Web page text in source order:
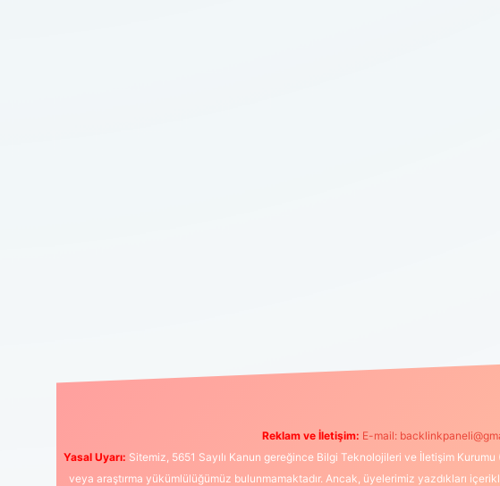
Reklam ve İletişim: E-mail:
Yasal Uyarı: Sitemiz, 5651 Sayılı Kanun gereğince Bilgi Teknolojileri ve İletişim
veya araştırma yükümlülüğümüz bulunmamaktadır. Ancak, üyelerimiz yazdıkları